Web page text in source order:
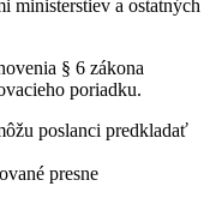
ministerstiev a ostatných
§ 6 zákona
poriadku.
poslanci predkladať
presne